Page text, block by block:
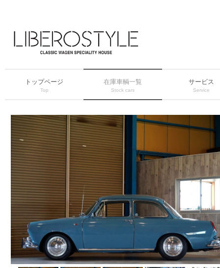
トップページ
Top
在庫車輌一覧
Stock cars
サービス
Service